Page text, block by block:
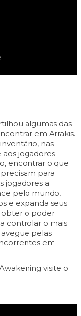
algumas das
em Arrakis.
nas
aos jogadores
encontrar o que
para
jogadores a
pelo mundo,
e expanda seus
obter o poder
controlar o mais
pelas
em
visite o